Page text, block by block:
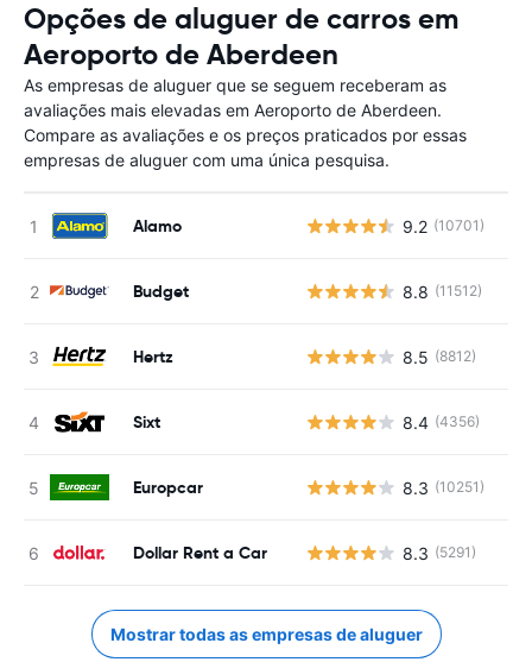
Opções de aluguer de carros em
Aeroporto de Aberdeen
As empresas de aluguer que se seguem receberam as
avaliações mais elevadas em Aeroporto de Aberdeen.
Compare as avaliações e os preços praticados por essas
empresas de aluguer com uma única pesquisa.
Alamo 9.2 (10701)
Budget 8.8 (11512)
Hertz 8.5 (8812)
Sixt 8.4 (4356)
Europcar 8.3 (10251)
Dollar Rent a Car 8.3 (5291)
Mostrar todas as empresas de aluguer